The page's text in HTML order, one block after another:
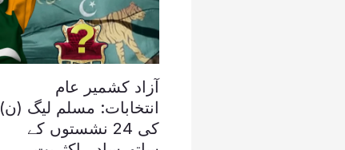
آزاد کشمیر عام
انتخابات: مسلم لیگ (ن)
کی 24 نشستوں کے